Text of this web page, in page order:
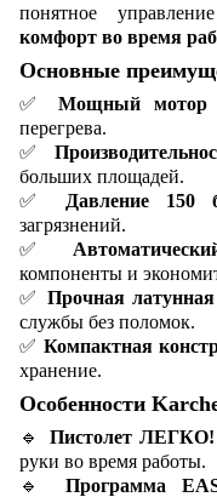
понятное
комфорт во время
Основные
✅ Мощный мотор
перегрева.
✅
больших площадей.
✅
Давление 150
загрязнений.
✅
компоненты и
✅ Прочная латунная
службы без поломок.
✅Компактная
хранение.
Особенности
🔹 Пистолет
руки во время работы.
🔹Программа